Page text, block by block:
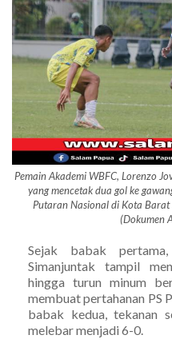
Pemain Akademi WBFC, Lorenzo
yang mencetak dua gol ke
Putaran Nasional di Kota
(Dokumen
Sejak babak
Simanjuntak tampil
hingga turun minum
membuat pertahanan PS
babak kedua, tekanan
melebar menjadi 6-0.